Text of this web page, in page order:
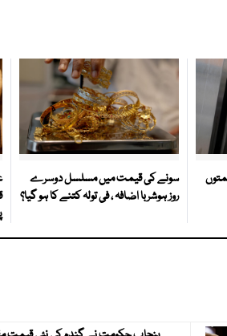
سونے کی قیمت میں مسلسل دوسرے
روز ہوشربا اضافہ ، فی تولہ کتنے کا ہو گیا؟